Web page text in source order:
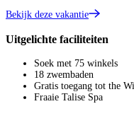
Bekijk deze vakantie
Uitgelichte faciliteiten
Soek met 75 winkels
18 zwembaden
Gratis toegang tot the
Fraaie Talise Spa